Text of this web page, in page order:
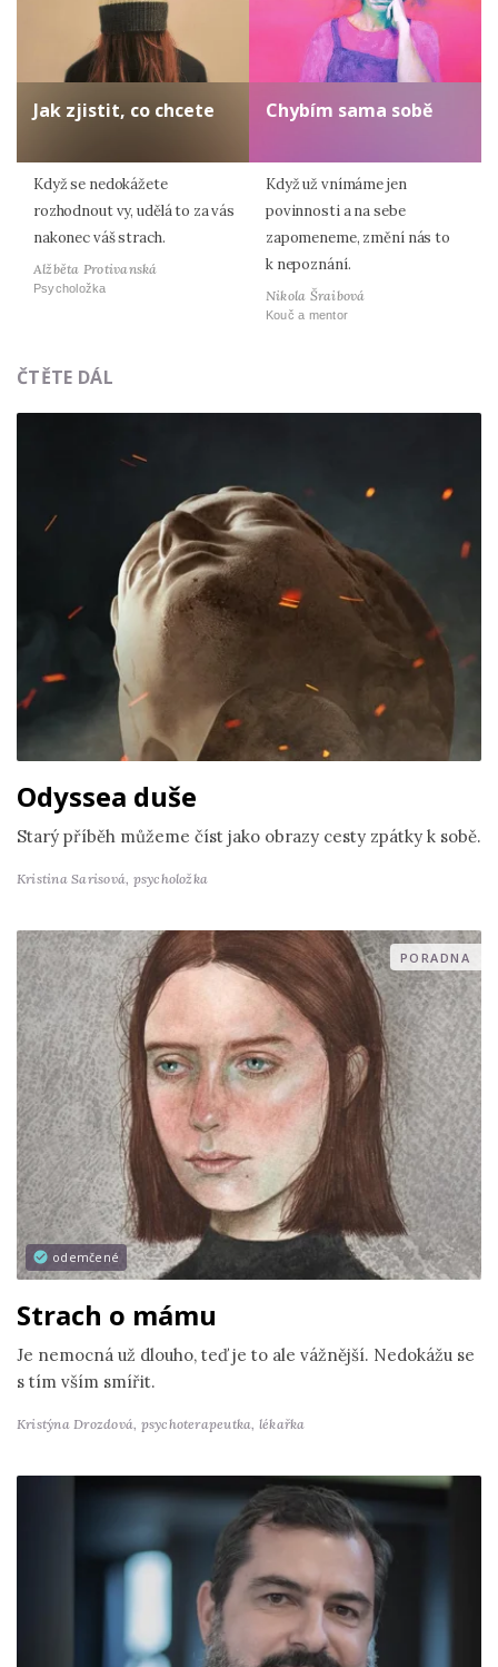
Jak zjistit, co chcete
Když se nedokážete
rozhodnout vy, udělá to za vás
nakonec váš strach.
Alžběta Protivanská
Psycholožka
Chybím sama sobě
Když už vnímáme jen
povinnosti a na sebe
zapomeneme, změní nás to
k nepoznání.
Nikola Šraibová
Kouč a mentor
ČTĚTE DÁL
Odyssea duše
Starý příběh můžeme číst jako obrazy cesty zpátky k sobě.
Kristina Sarisová, psycholožka
odemčené
PORADNA
Strach o mámu
Je nemocná už dlouho, teď je to ale vážnější. Nedokážu se
s tím vším smířit.
Kristýna Drozdová, psychoterapeutka, lékařka